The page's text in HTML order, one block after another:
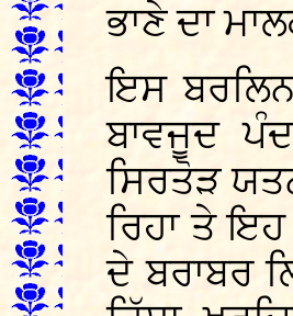
ਭਾਣੇ ਦਾ
ਇਸ
ਬਾਵਜੂਦ
ਸਿਰਤੋੜ
ਰਿਹਾ ਤੇ
ਦੇ ਬਰਾਬਰ